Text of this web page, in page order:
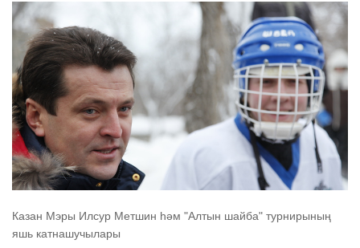
Казан Мэры Илсур Метшин һәм "Алтын шайба" турнирының
яшь катнашучылары